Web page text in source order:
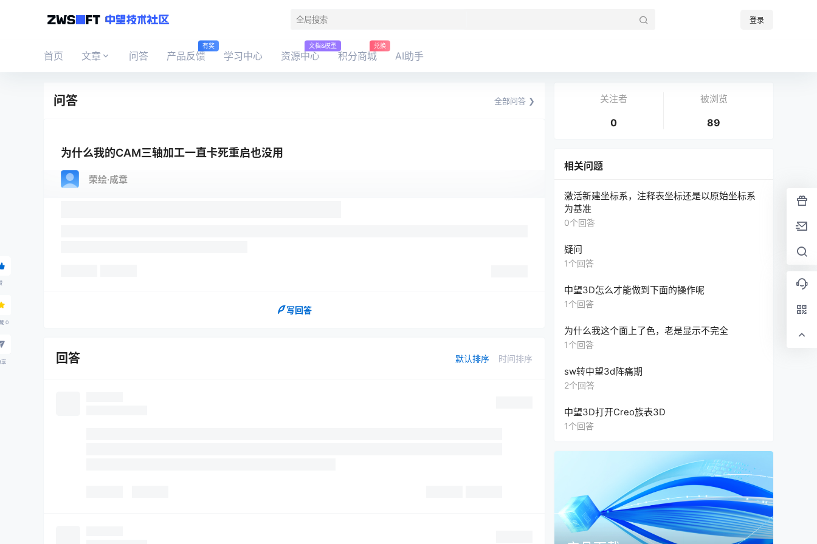
登录
首页 文章 问答 产品反馈
有奖
学习中心 资源中心
文档&模型
积分商城
兑换
AI助手
0
享
问答 全部问答 ❯
为什么我的CAM三轴加工一直卡死重启也没用
荣绘·成章
写回答
回答 默认排序 时间排序
关注者
0
被浏览
89
相关问题
激活新建坐标系，注释表坐标还是以原始坐标系
为基准
0个回答
疑问
1个回答
中望3D怎么才能做到下面的操作呢
1个回答
为什么我这个面上了色，老是显示不完全
1个回答
sw转中望3d阵痛期
2个回答
中望3D打开Creo族表3D
1个回答